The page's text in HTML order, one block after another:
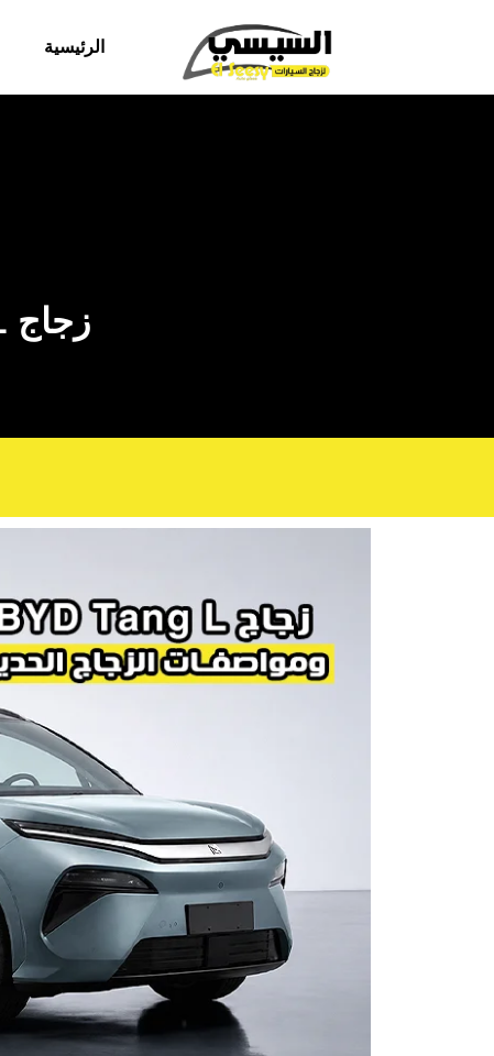
الرئيسية
زجاج BYD Tang L ومواصفات الزجاج الحديث